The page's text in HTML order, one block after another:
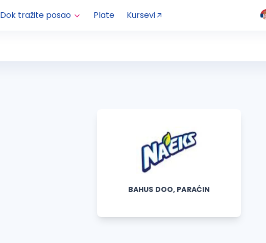
Dok tražite posao Plate Kursevi
BAHUS DOO, PARAĆIN